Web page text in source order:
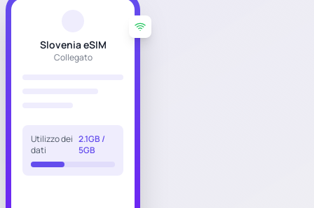
Slovenia eSIM
Collegato
Utilizzo dei
dati
2.1GB /
5GB